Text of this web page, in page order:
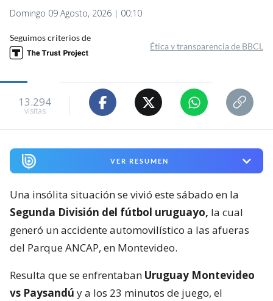
Domingo 09 Agosto, 2026 | 00:10
Seguimos criterios de
Ética y transparencia de BBCL
13.294
visitas
VER RESUMEN
Una insólita situación se vivió este sábado en la
Segunda División del fútbol uruguayo, la cual
generó un accidente automovilístico a las afueras
del Parque ANCAP, en Montevideo.
Resulta que se enfrentaban Uruguay Montevideo
vs Paysandú y a los 23 minutos de juego, el